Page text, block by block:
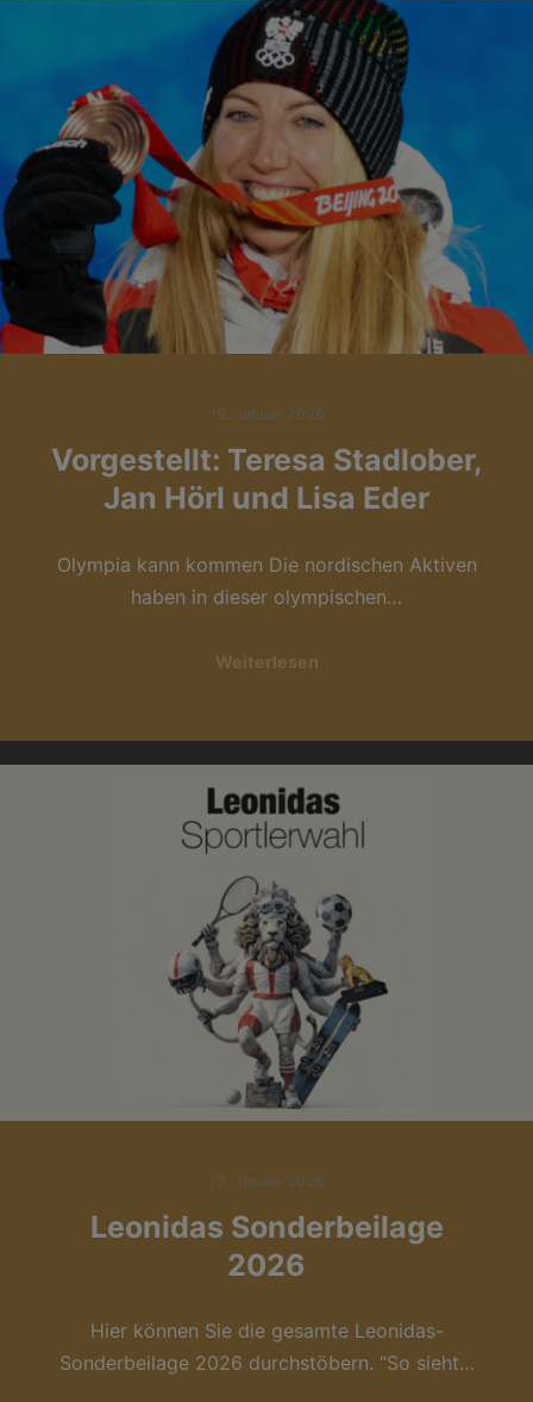
19. Januar 2026
Vorgestellt: Teresa Stadlober,
Jan Hörl und Lisa Eder
Olympia kann kommen Die nordischen Aktiven
haben in dieser olympischen…
Weiterlesen
13. Januar 2026
Leonidas Sonderbeilage
2026
Hier können Sie die gesamte Leonidas-
Sonderbeilage 2026 durchstöbern. “So sieht…